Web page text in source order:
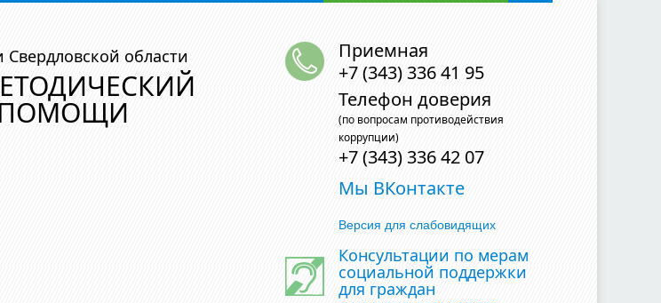
области
ПОМОЩИ
Приемная
+7 (343) 336 41 95
Телефон доверия
(по вопросам противодействия
коррупции)
+7 (343) 336 42 07
Мы ВКонтакте
Версия для слабовидящих
Консультации по мерам
социальной поддержки
для граждан